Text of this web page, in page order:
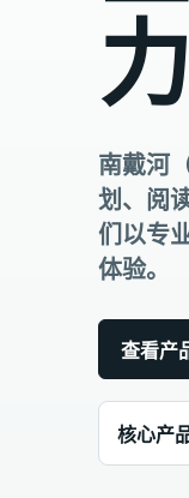
力
南戴河
划、阅
们以专
体验。
查看产
核心产